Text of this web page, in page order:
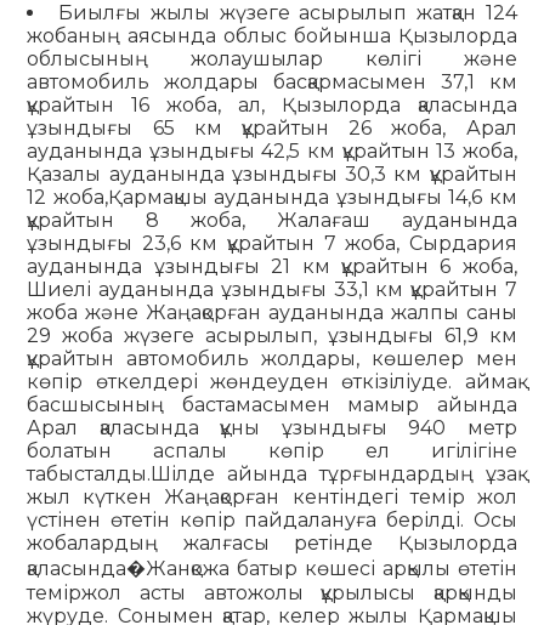
Биылғы жылы жүзеге асырылып жатқан 124
жобаның аясында облыс бойынша Қызылорда
облысының жолаушылар көлігі және
автомобиль жолдары басқармасымен 37,1 км
құрайтын 16 жоба, ал, Қызылорда қаласында
ұзындығы 65 км құрайтын 26 жоба, Арал
ауданында ұзындығы 42,5 км құрайтын 13 жоба,
Қазалы ауданында ұзындығы 30,3 км құрайтын
12 жоба,Қармақшы ауданында ұзындығы 14,6 км
құрайтын 8 жоба, Жалағаш ауданында
ұзындығы 23,6 км құрайтын 7 жоба, Сырдария
ауданында ұзындығы 21 км құрайтын 6 жоба,
Шиелі ауданында ұзындығы 33,1 км құрайтын 7
жоба және Жаңақорған ауданында жалпы саны
29 жоба жүзеге асырылып, ұзындығы 61,9 км
құрайтын автомобиль жолдары, көшелер мен
көпір өткелдері жөндеуден өткізіліуде. аймақ
басшысының бастамасымен мамыр айында
Арал қаласында құны ұзындығы 940 метр
болатын аспалы көпір ел игілігіне
табысталды.Шілде айында тұрғындардың ұзақ
жыл күткен Жаңақорған кентіндегі темір жол
үстінен өтетін көпір пайдалануға берілді. Осы
жобалардың жалғасы ретінде Қызылорда
қаласында�Жанқожа батыр көшесі арқылы өтетін
теміржол асты автожолы құрылысы қарқынды
жүруде. Сонымен қатар, келер жылы Қармақшы